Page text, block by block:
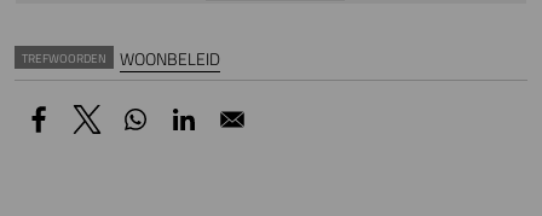
TREFWOORDEN WOONBELEID